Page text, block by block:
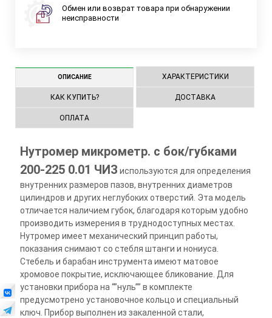
Обмен или возврат товара при обнаружении
неисправности
ОПИСАНИЕ ХАРАКТЕРИСТИКИ
КАК КУПИТЬ? ДОСТАВКА
ОПЛАТА
Нутромер микрометр. с бок/губками
200-225 0.01 ЧИЗ используются для определения
внутренних размеров пазов, внутренних диаметров
цилиндров и других неглубоких отверстий. Эта модель
отличается наличием губок, благодаря которым удобно
производить измерения в труднодоступных местах.
Нутромер имеет механический принцип работы,
показания снимают со стебля штанги и нониуса.
Стебель и барабан инструмента имеют матовое
хромовое покрытие, исключающее бликование. Для
установки прибора на “”нуль”” в комплекте
предусмотрено установочное кольцо и специальный
ключ. Прибор выполнен из закаленной стали,